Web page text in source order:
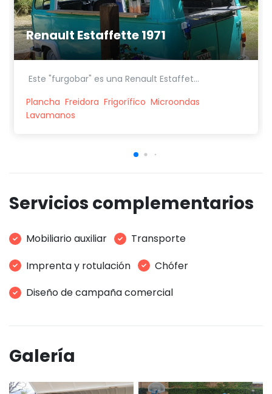
Renault Estaffette 1971
Este "furgobar" es una Renault Estaffet...
Plancha Freidora Frigorífico Microondas
Lavamanos
Servicios complementarios
Mobiliario auxiliar
Transporte
Imprenta y rotulación
Chófer
Diseño de campaña comercial
Galería